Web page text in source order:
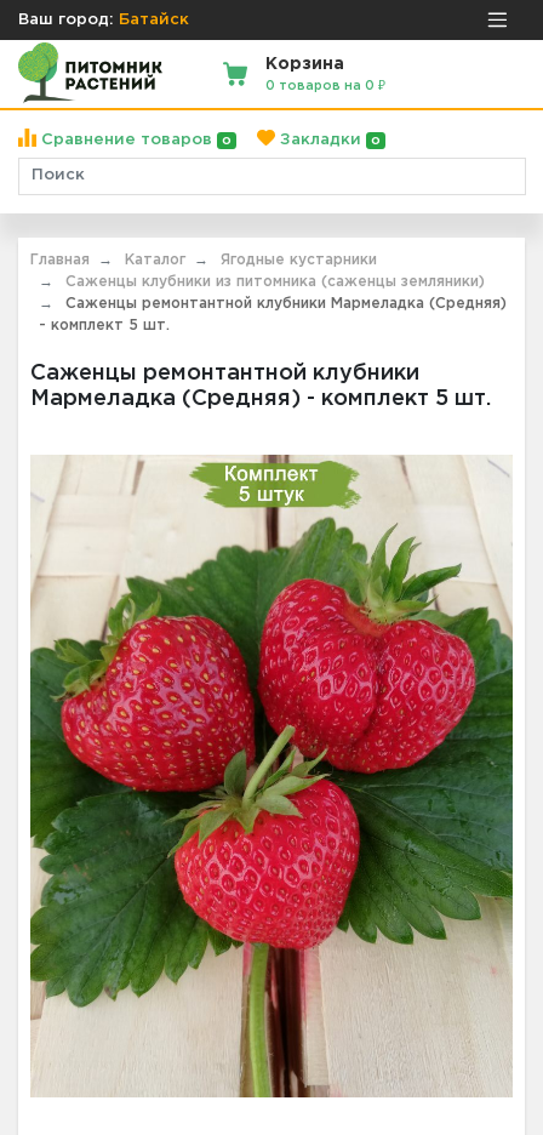
Ваш город: Батайск
Корзина
0 товаров на 0 ₽
Сравнение товаров 0 Закладки 0
Главная Каталог
Ягодные кустарники
Саженцы клубники из питомника (саженцы земляники)
Саженцы ремонтантной клубники Мармеладка (Средняя)
- комплект 5 шт.
Саженцы ремонтантной клубники
Мармеладка (Средняя) - комплект 5 шт.